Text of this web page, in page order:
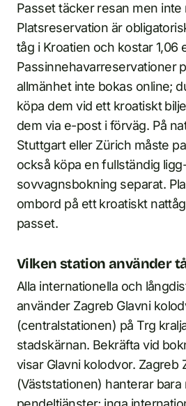
Passet täcker resan men
Platsreservation är
tåg i Kroatien och kostar 1,06
Passinnehavarreservationer
allmänhet inte bokas online;
köpa dem vid ett kroatiskt
dem via e-post i förväg. På
Stuttgart eller Zürich måste
också köpa en fullständig
sovvagnsbokning separat.
ombord på ett kroatiskt
passet.
Vilken station använder
Alla internationella och
använder Zagreb Glavni
(centralstationen) på Trg
stadskärnan. Bekräfta vid
visar Glavni kolodvor. Zagreb
(Väststationen) hanterar bara